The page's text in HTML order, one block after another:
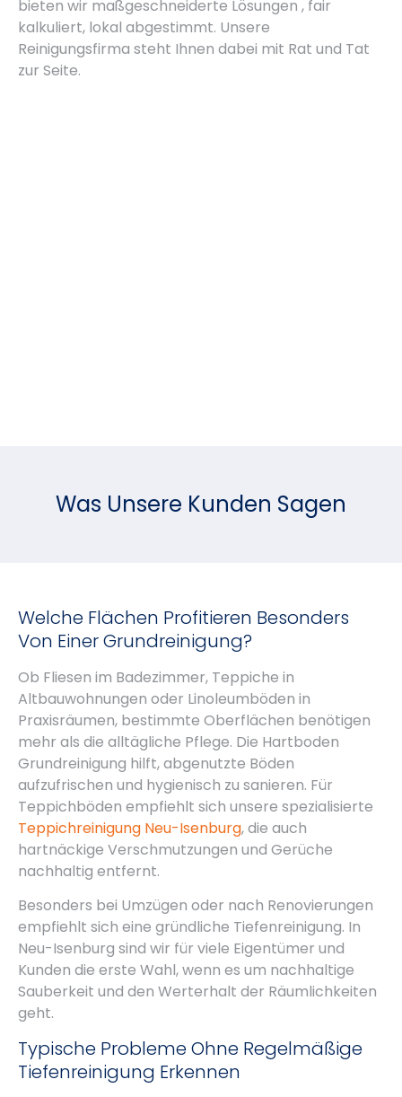
bieten wir maßgeschneiderte Lösungen , fair
kalkuliert, lokal abgestimmt. Unsere
Reinigungsfirma steht Ihnen dabei mit Rat und Tat
zur Seite.
Was Unsere Kunden Sagen
Welche Flächen Profitieren Besonders
Von Einer Grundreinigung?
Ob Fliesen im Badezimmer, Teppiche in
Altbauwohnungen oder Linoleumböden in
Praxisräumen, bestimmte Oberflächen benötigen
mehr als die alltägliche Pflege. Die Hartboden
Grundreinigung hilft, abgenutzte Böden
aufzufrischen und hygienisch zu sanieren. Für
Teppichböden empfiehlt sich unsere spezialisierte
Teppichreinigung Neu-Isenburg, die auch
hartnäckige Verschmutzungen und Gerüche
nachhaltig entfernt.
Besonders bei Umzügen oder nach Renovierungen
empfiehlt sich eine gründliche Tiefenreinigung. In
Neu-Isenburg sind wir für viele Eigentümer und
Kunden die erste Wahl, wenn es um nachhaltige
Sauberkeit und den Werterhalt der Räumlichkeiten
geht.
Typische Probleme Ohne Regelmäßige
Tiefenreinigung Erkennen